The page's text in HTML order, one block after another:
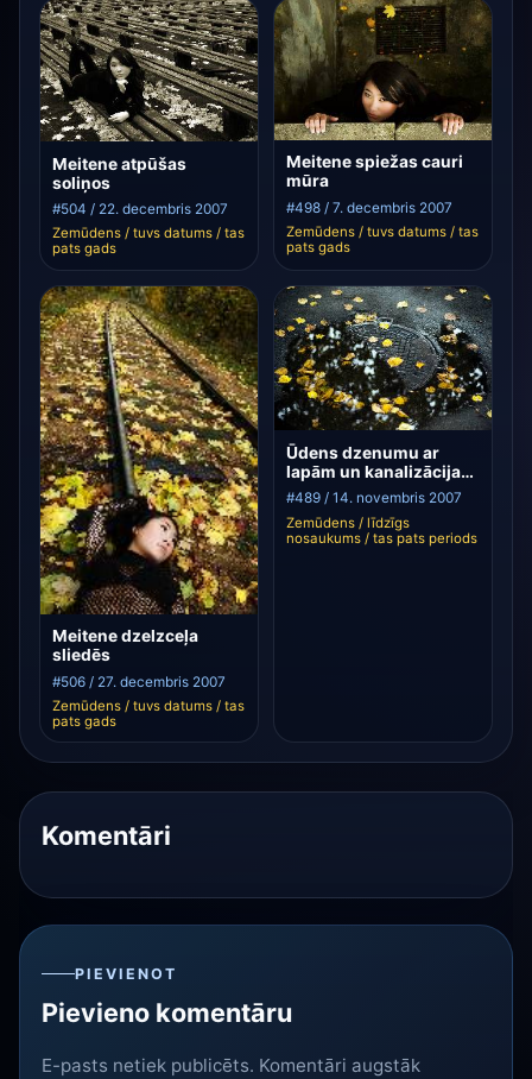
Meitene atpūšas
soliņos
#504 / 22. decembris 2007
Zemūdens / tuvs datums / tas
pats gads
Meitene spiežas cauri
mūra
#498 / 7. decembris 2007
Zemūdens / tuvs datums / tas
pats gads
Meitene dzelzceļa
sliedēs
#506 / 27. decembris 2007
Zemūdens / tuvs datums / tas
pats gads
Ūdens dzenumu ar
lapām un kanalizācijas
vāku
#489 / 14. novembris 2007
Zemūdens / līdzīgs
nosaukums / tas pats periods
Komentāri
PIEVIENOT
Pievieno komentāru
E-pasts netiek publicēts. Komentāri augstāk